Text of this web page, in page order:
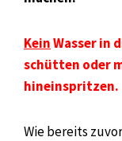
KeinWasser in
schütten oder
hineinspritzen.
Wie bereits